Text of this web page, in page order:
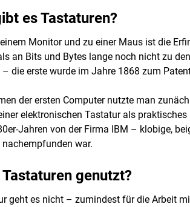
es Tastaturen?
Monitor und zu einer Maus ist die
an Bits und Bytes lange noch nicht zu
die erste wurde im Jahre 1868 zum
der ersten Computer nutzte man
elektronischen Tastatur als
Jahren von der Firma IBM – klobige,
war.
genutzt?
geht es nicht – zumindest für die Arbeit